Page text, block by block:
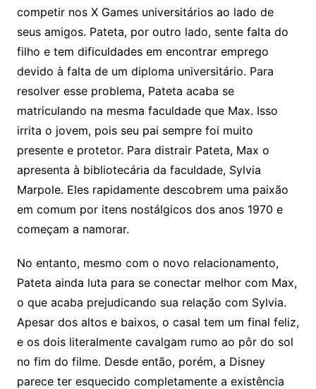
competir nos X Games universitários ao lado de
seus amigos. Pateta, por outro lado, sente falta do
filho e tem dificuldades em encontrar emprego
devido à falta de um diploma universitário. Para
resolver esse problema, Pateta acaba se
matriculando na mesma faculdade que Max. Isso
irrita o jovem, pois seu pai sempre foi muito
presente e protetor. Para distrair Pateta, Max o
apresenta à bibliotecária da faculdade, Sylvia
Marpole. Eles rapidamente descobrem uma paixão
em comum por itens nostálgicos dos anos 1970 e
começam a namorar.
No entanto, mesmo com o novo relacionamento,
Pateta ainda luta para se conectar melhor com Max,
o que acaba prejudicando sua relação com Sylvia.
Apesar dos altos e baixos, o casal tem um final feliz,
e os dois literalmente cavalgam rumo ao pôr do sol
no fim do filme. Desde então, porém, a Disney
parece ter esquecido completamente a existência